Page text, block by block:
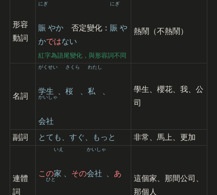
形容
動詞
賑
にぎ
やか 否定變化： 賑
にぎ
や
かではない
紅字為語尾變化，與形容詞不同
熱鬧（不熱鬧）
名詞
学生
がくせい
桜
さくら
私
わたし
会社
かいしゃ
學生、櫻花、我、公
司
副詞 とても、すぐ、もっと 非常、馬上、更加
連體
詞
この家
いえ
その会社
かいしゃ
あ
ひと
這個家、那間公司、
那個人